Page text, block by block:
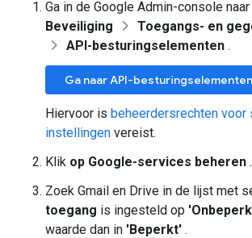
Ga in de Google Admin-console naar
Beveiliging
Toegangs- en
API-besturingselementen .
Ga naar API-besturingselementen
Hiervoor is beheerdersrechten voor
instellingen vereist.
Klik op Google-services beheren .
Zoek Gmail en Drive in de lijst met
toegang is ingesteld op
waarde dan in 'Beperkt' .